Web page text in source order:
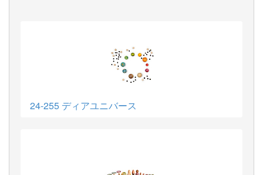
24-255 ディアユニバース